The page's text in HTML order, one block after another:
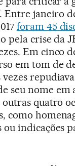
Entre janeiro
foram 45
pela crise da
Em cinco
em tom de
seu nome em
quatro
como
indicações